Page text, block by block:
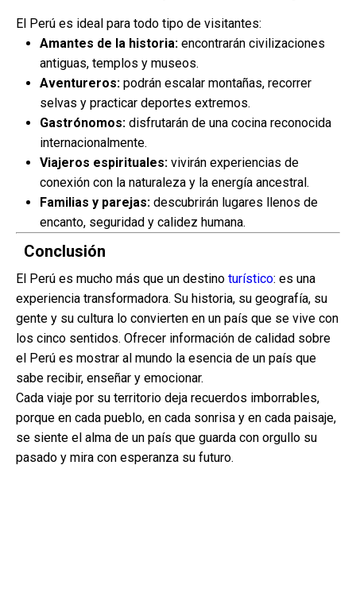
El Perú es ideal para todo tipo de visitantes:
Amantes de la historia: encontrarán civilizaciones
antiguas, templos y museos.
Aventureros: podrán escalar montañas, recorrer
selvas y practicar deportes extremos.
Gastrónomos: disfrutarán de una cocina reconocida
internacionalmente.
Viajeros espirituales: vivirán experiencias de
conexión con la naturaleza y la energía ancestral.
Familias y parejas: descubrirán lugares llenos de
encanto, seguridad y calidez humana.
Conclusión
El Perú es mucho más que un destino turístico: es una
experiencia transformadora. Su historia, su geografía, su
gente y su cultura lo convierten en un país que se vive con
los cinco sentidos. Ofrecer información de calidad sobre
el Perú es mostrar al mundo la esencia de un país que
sabe recibir, enseñar y emocionar.
Cada viaje por su territorio deja recuerdos imborrables,
porque en cada pueblo, en cada sonrisa y en cada paisaje,
se siente el alma de un país que guarda con orgullo su
pasado y mira con esperanza su futuro.